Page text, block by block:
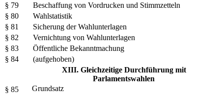
§ 79
Beschaffung von Vordrucken und Stimmzetteln
§ 80
Wahlstatistik
§ 81
Sicherung der Wahlunterlagen
§ 82
Vernichtung von Wahlunterlagen
§ 83
Öffentliche Bekanntmachung
§ 84
(aufgehoben)
XIII. Gleichzeitige Durchführung mit
Parlamentswahlen
§ 85
Grundsatz